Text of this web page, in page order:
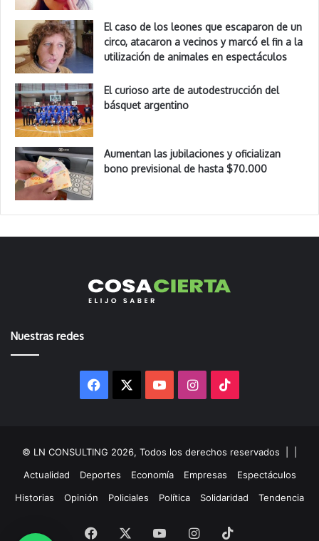
El caso de los leones que escaparon de un
circo, atacaron a vecinos y marcó el fin a la
utilización de animales en espectáculos
El curioso arte de autodestrucción del
básquet argentino
Aumentan las jubilaciones y oficializan
bono previsional de hasta $70.000
Nuestras redes
Facebook YouTubeInstagram
© LN CONSULTING 2026, Todos los derechos reservados |
Actualidad
Deportes Economía Empresas
Espectáculos
Historias
Opinión Policiales Política Solidaridad Tendencia
Facebook YouTubeInstagram